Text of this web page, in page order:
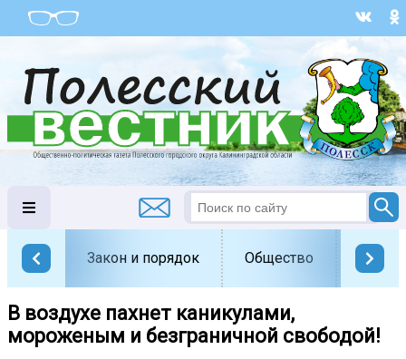
Закон и порядок Общество
В воздухе пахнет каникулами,
мороженым и безграничной свободой!